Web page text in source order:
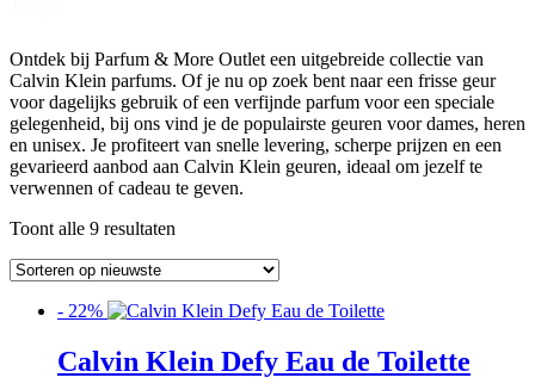
Ontdek bij Parfum & More Outlet een uitgebreide collectie van
Calvin Klein parfums. Of je nu op zoek bent naar een frisse geur
voor dagelijks gebruik of een verfijnde parfum voor een speciale
gelegenheid, bij ons vind je de populairste geuren voor dames, heren
en unisex. Je profiteert van snelle levering, scherpe prijzen en een
gevarieerd aanbod aan Calvin Klein geuren, ideaal om jezelf te
verwennen of cadeau te geven.
Toont alle 9 resultaten
- 22%
Calvin Klein Defy Eau de Toilette